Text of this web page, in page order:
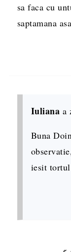
sa faca cu
saptamana
Iuliana a
Buna
iesit